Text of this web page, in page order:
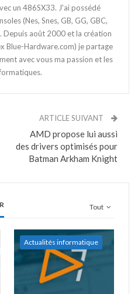
un 486SX33. J'ai possédé
(Nes, Snes, GB, GG, GBC,
Depuis août 2000 et la création
Blue-Hardware.com) je partage
avec vous ma passion et les
ARTICLE SUIVANT
AMD propose lui aussi
des drivers optimisés pour
Batman Arkham Knight
Tout
Actualités informatique